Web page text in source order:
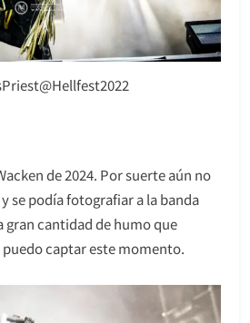
de 2024. Por suerte aún no
se podía fotografiar a la banda
gran cantidad de humo que
captar este momento.